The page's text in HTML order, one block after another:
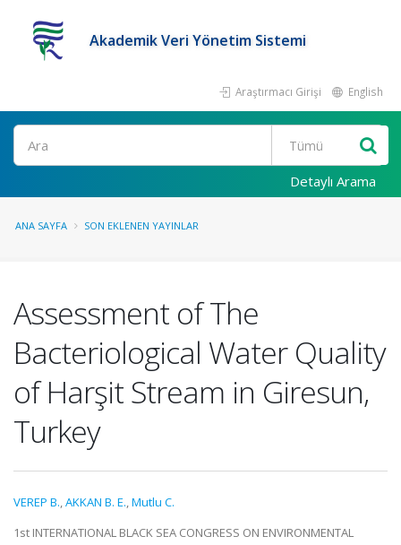
Akademik Veri Yönetim Sistemi
Araştırmacı Girişi English
Ara
Detaylı Arama
ANA SAYFA SON EKLENEN YAYINLAR
Assessment of The
Bacteriological Water Quality
of Harşit Stream in Giresun,
Turkey
VEREP B.,AKKAN B. E.,Mutlu C.
1st INTERNATIONAL BLACK SEA CONGRESS ON ENVIRONMENTAL